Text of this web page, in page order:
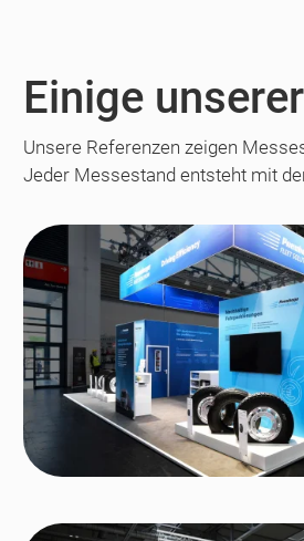
Einige
Unsere Referenzen zeigen
Jeder Messestand entsteht mit